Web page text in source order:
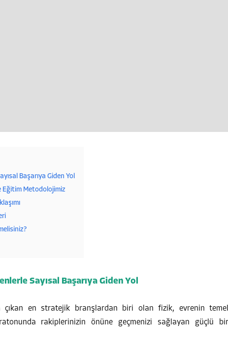
Başarıya Giden Yol
Eğitim Metodolojimiz
Sayısal Başarıya Giden Yol
çıkan en stratejik branşlardan biri olan fizik, evrenin temel
rakiplerinizin önüne geçmenizi sağlayan güçlü bir